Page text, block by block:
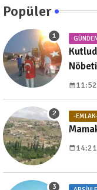
Popüler
11:52
-
14:21